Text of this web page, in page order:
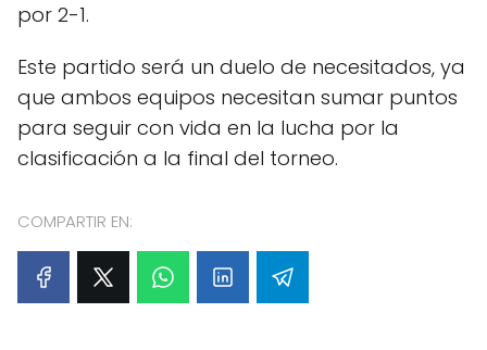
por 2-1.
Este partido será un duelo de necesitados, ya
que ambos equipos necesitan sumar puntos
para seguir con vida en la lucha por la
clasificación a la final del torneo.
COMPARTIR EN: